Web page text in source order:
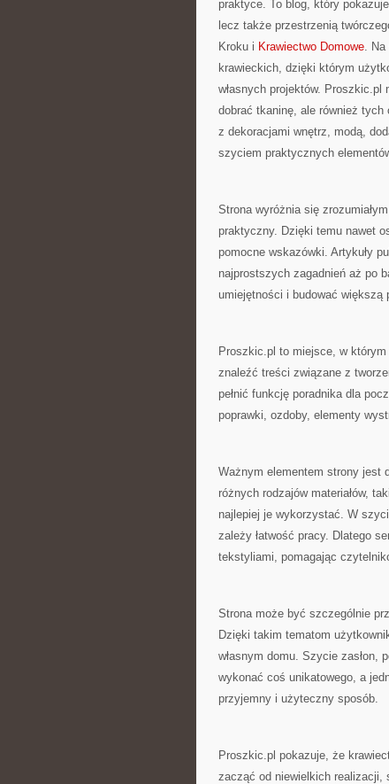
praktyce. To blog, który
lecz także przestrzenią
Kroku i Krawiectwo Domowe. Na
krawieckich, dzięki którym
własnych projektów.
dobrać tkaninę, ale również
z dekoracjami wnętrz, modą,
szyciem praktycznych
Strona wyróżnia się
praktyczny. Dzięki temu nawet
pomocne wskazówki. Artykuły
najprostszych zagadnień aż po
umiejętności i budować większą
Proszkic.pl to miejsce, w
znaleźć treści związane z
pełnić funkcję poradnika dla
poprawki, ozdoby, elementy
Ważnym elementem strony jest
różnych rodzajów materiałów,
najlepiej je wykorzystać. W
zależy łatwość pracy. Dlatego
tekstyliami, pomagając
Strona może być szczególnie
Dzięki takim tematom
własnym domu. Szycie zasłon,
wykonać coś unikatowego, a
przyjemny i użyteczny sposób.
Proszkic.pl pokazuje, że
zacząć od niewielkich realizacji,